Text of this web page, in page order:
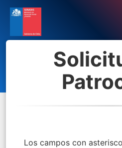
Los campos con